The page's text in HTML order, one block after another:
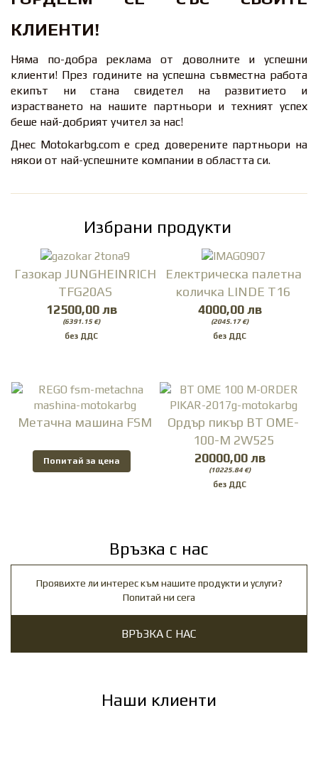
КЛИЕНТИ!
Няма по-добра реклама от доволните и успешни
клиенти! През годините на успешна съвместна работа
екипът ни стана свидетел на развитието и
израстването на нашите партньори и техният успех
беше най-добрият учител за нас!
Днес Motokarbg.com е сред доверените партньори на
някои от най-успешните компании в областта си.
Избрани продукти
Газокар JUNGHEINRICH
TFG20AS
12500,00 лв
(6391.15 €)
Електрическа палетна
количка LINDE T16
4000,00 лв
(2045.17 €)
Метачна машина FSM
Попитай за цена
Ордър пикър BT OME-
100-M 2W525
20000,00 лв
(10225.84 €)
Връзка с нас
Проявихте ли интерес към нашите продукти и услуги?
Попитай ни сега
ВРЪЗКА С НАС
Наши клиенти